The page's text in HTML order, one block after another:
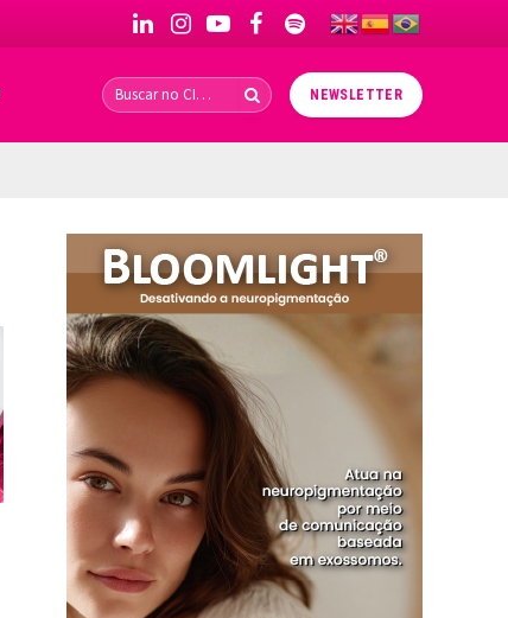
LinkedInInstagramYouTubeFacebookSpotify
NEWSLETTER